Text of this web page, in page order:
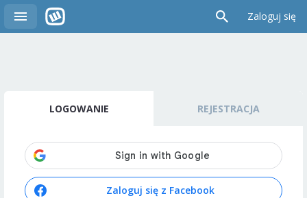
Zaloguj się
LOGOWANIE REJESTRACJA
Zaloguj się z Facebook